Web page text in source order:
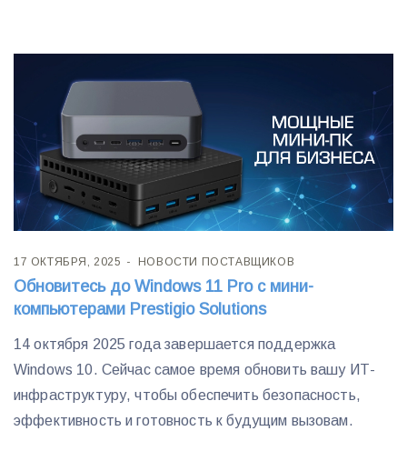
17 ОКТЯБРЯ, 2025 НОВОСТИ ПОСТАВЩИКОВ
Обновитесь до Windows 11 Pro с мини-
компьютерами Prestigio Solutions
14 октября 2025 года завершается поддержка
Windows 10. Сейчас самое время обновить вашу ИТ-
инфраструктуру, чтобы обеспечить безопасность,
эффективность и готовность к будущим вызовам.